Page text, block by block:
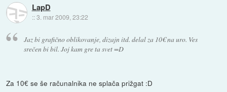
LapD
::3. mar 2009, 23:22
Jaz bi grafično oblikovanje, dizajn itd. delal za 10€ na uro. Ves
srečen bi bil. Joj kam gre ta svet =D
Za 10€ se še računalnika ne splača prižgat :D